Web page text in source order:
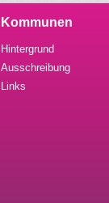
Kommunen
Hintergrund
Ausschreibung
Links